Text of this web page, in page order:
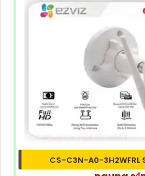
CS-C3N-A0-3H2WFRL